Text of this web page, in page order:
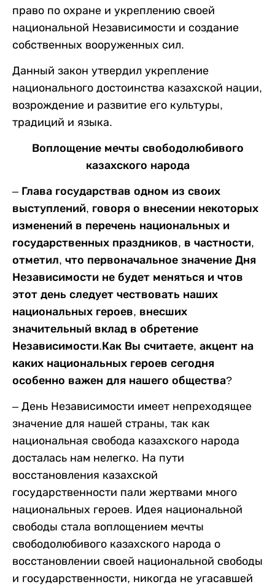
право по охране и укреплению своей
национальной Независимости и создание
собственных вооруженных сил.
Данный закон утвердил укрепление
национального достоинства казахской нации,
возрождение и развитие его культуры,
традиций и языка.
Воплощение мечты свободолюбивого
казахского народа
– Глава государствав одном из своих
выступлений, говоря о внесении некоторых
изменений в перечень национальных и
государственных праздников, в частности,
отметил, что первоначальное значение Дня
Независимости не будет меняться и чтов
этот день следует чествовать наших
национальных героев, внесших
значительный вклад в обретение
Независимости.Как Вы считаете, акцент на
каких национальных героев сегодня
особенно важен для нашего общества?
– День Независимости имеет непреходящее
значение для нашей страны, так как
национальная свобода казахского народа
досталась нам нелегко. На пути
восстановления казахской
государственности пали жертвами много
национальных героев. Идея национальной
свободы стала воплощением мечты
свободолюбивого казахского народа о
восстановлении своей национальной свободы
и государственности, никогда не угасавшей